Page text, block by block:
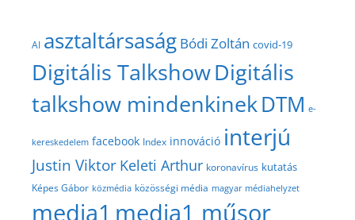
AI asztaltársaság Bódi Zoltán covid-19
Digitális TalkshowDigitális
talkshow mindenkinekDTM e-
kereskedelem facebook Index innováció interjú
Justin Viktor Keleti Arthur koronavírus kutatás
Képes Gábor közmédia közösségi média magyar médiahelyzet
media1 media1 műsor